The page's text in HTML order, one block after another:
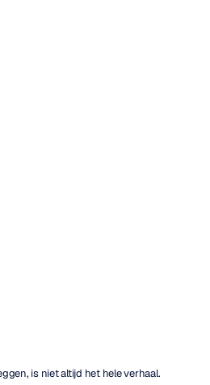
is niet altijd het hele verhaal.